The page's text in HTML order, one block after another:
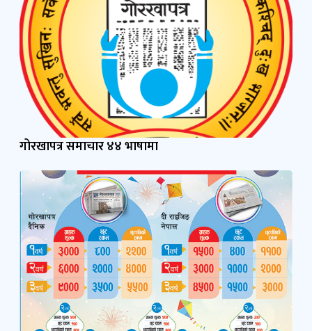
गोरखापत्र समाचार ४४ भाषामा